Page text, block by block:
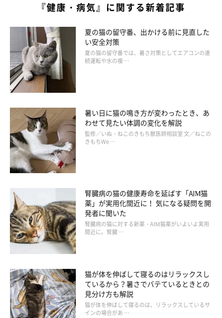
『健康・病気』に関する新着記事
夏の猫の留守番、出かける前に見直した
い安全対策
夏の猫の留守番では、暑さ対策としてエアコンの連
続運転や水の複 …
暑い日に猫の鳴き方が変わったとき、あ
わせて見たい体調の変化を解説
監修／いぬ・ねこのきもち獣医師相談室 文／ねこの
きもちWe …
腎臓病の猫の健康寿命を延ばす「AIM猫
薬」が実用化間近に！ 気になる疑問を開
発者に聞いた
腎臓病の猫に対する新薬・AIM猫薬がいよいよ実用
間近に。腎臓 …
猫が体を伸ばして寝るのはリラックスし
ているから？暑さでバテているときとの
見分け方も解説
猫が体を伸ばして寝るのは、リラックスしているサ
インの場合があ …